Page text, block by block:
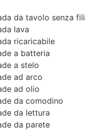
da tavolo senza fili
lava
ricaricabile
a batteria
a stelo
ad arco
ad olio
da comodino
da lettura
da parete